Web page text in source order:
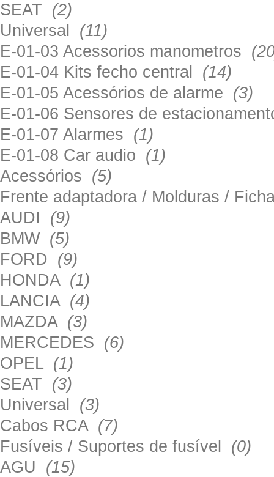
SEAT (2)
Universal (11)
E-01-03 Acessorios manometros
E-01-04 Kits fecho central (14)
E-01-05 Acessórios de alarme (3)
E-01-06 Sensores de
E-01-07 Alarmes (1)
E-01-08 Car audio (1)
Acessórios (5)
Frente adaptadora / Molduras /
AUDI (9)
BMW (5)
FORD (9)
HONDA (1)
LANCIA (4)
MAZDA (3)
MERCEDES (6)
OPEL (1)
SEAT (3)
Universal (3)
Cabos RCA (7)
Fusíveis / Suportes de fusível (0)
AGU (15)